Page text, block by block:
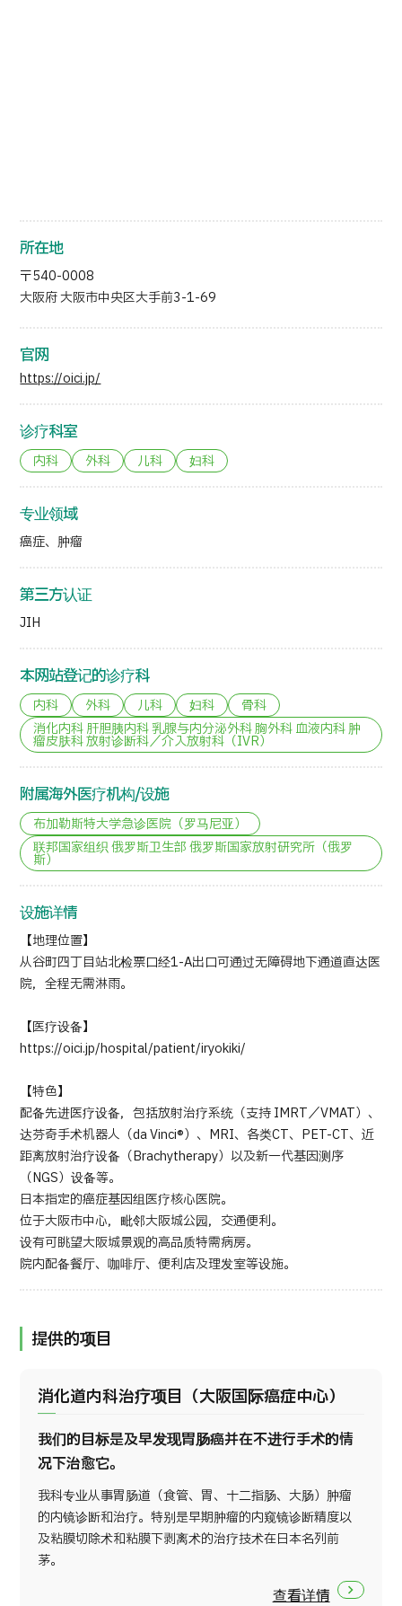
所在地
〒540-0008
大阪府 大阪市中央区大手前3-1-69
官网
https://oici.jp/
诊疗科室
内科 外科 儿科 妇科
专业领域
癌症、肿瘤
第三方认证
JIH
本网站登记的诊疗科
内科 外科 儿科 妇科
骨科
消化内科 肝胆胰内科 乳腺与内分泌外科 胸外科 血液内科 肿
瘤皮肤科 放射诊断科／介入放射科（IVR）
附属海外医疗机构/设施
布加勒斯特大学急诊医院（罗马尼亚）
联邦国家组织 俄罗斯卫生部 俄罗斯国家放射研究所（俄罗
斯）
设施详情
【地理位置】
从谷町四丁目站北检票口经1-A出口可通过无障碍地下通道直达医
院，全程无需淋雨。
【医疗设备】
https://oici.jp/hospital/patient/iryokiki/
【特色】
配备先进医疗设备，包括放射治疗系统（支持 IMRT／VMAT）、
达芬奇手术机器人（da Vinci®）、MRI、各类CT、PET-CT、近
距离放射治疗设备（Brachytherapy）以及新一代基因测序
（NGS）设备等。
日本指定的癌症基因组医疗核心医院。
位于大阪市中心，毗邻大阪城公园，交通便利。
设有可眺望大阪城景观的高品质特需病房。
院内配备餐厅、咖啡厅、便利店及理发室等设施。
提供的项目
消化道内科治疗项目（大阪国际癌症中心）
我们的目标是及早发现胃肠癌并在不进行手术的情
况下治愈它。
我科专业从事胃肠道（食管、胃、十二指肠、大肠）肿瘤
的内镜诊断和治疗。特别是早期肿瘤的内窥镜诊断精度以
及粘膜切除术和粘膜下剥离术的治疗技术在日本名列前
茅。
查看详情